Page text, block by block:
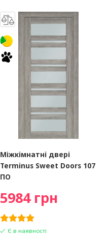
Міжкімнатні двері
Terminus Sweet Doors 107
ПО
5984 грн
Є в наявності